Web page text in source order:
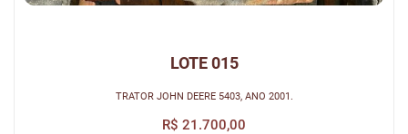
LOTE 015
TRATOR JOHN DEERE 5403, ANO 2001.
R$ 21.700,00